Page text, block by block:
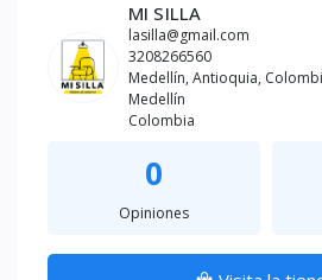
MI SILLA
lasilla@gmail.com
3208266560
Medellín, Antioquia,
Medellín
Colombia
0
Opiniones